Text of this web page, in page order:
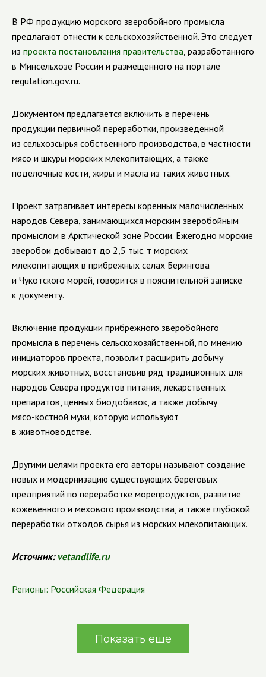
В РФ продукцию морского зверобойного промысла
предлагают отнести к сельскохозяйственной. Это следует
из проекта постановления правительства, разработанного
в Минсельхозе России и размещенного на портале
regulation.gov.ru.
Документом предлагается включить в перечень
продукции первичной переработки, произведенной
из сельхозсырья собственного производства, в частности
мясо и шкуры морских млекопитающих, а также
поделочные кости, жиры и масла из таких животных.
Проект затрагивает интересы коренных малочисленных
народов Севера, занимающихся морским зверобойным
промыслом в Арктической зоне России. Ежегодно морские
зверобои добывают до 2,5 тыс. т морских
млекопитающих в прибрежных селах Берингова
и Чукотского морей, говорится в пояснительной записке
к документу.
Включение продукции прибрежного зверобойного
промысла в перечень сельскохозяйственной, по мнению
инициаторов проекта, позволит расширить добычу
морских животных, восстановив ряд традиционных для
народов Севера продуктов питания, лекарственных
препаратов, ценных биодобавок, а также добычу
мясо-костной муки, которую используют
в животноводстве.
Другими целями проекта его авторы называют создание
новых и модернизацию существующих береговых
предприятий по переработке морепродуктов, развитие
кожевенного и мехового производства, а также глубокой
переработки отходов сырья из морских млекопитающих.
Источник:vetandlife.ru
Регионы: Российская Федерация
Показать еще